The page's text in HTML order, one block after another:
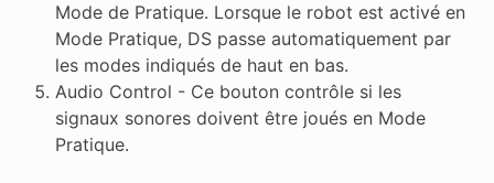
Mode de Pratique. Lorsque le robot est activé en
Mode Pratique, DS passe automatiquement par
les modes indiqués de haut en bas.
Audio Control - Ce bouton contrôle si les
signaux sonores doivent être joués en Mode
Pratique.